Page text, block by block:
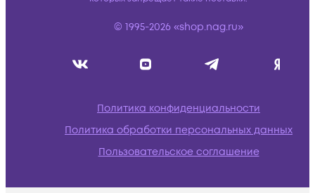
© 1995-2026 «shop.nag.ru»
Политика конфиденциальности
Политика обработки персональных данных
Пользовательское соглашение